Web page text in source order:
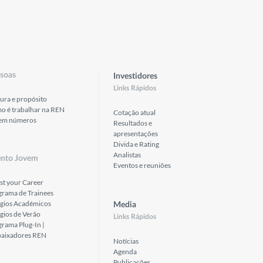
e propósito
é trabalhar na REN
números
Jovem
your Career
de Trainees
Académicos
de Verão
Plug-In |
REN
Investidores
Links Rápidos
Cotação atual
Resultados e
apresentações
Divida e Rating
Analistas
Eventos e reuniões
Media
Links Rápidos
Notícias
Agenda